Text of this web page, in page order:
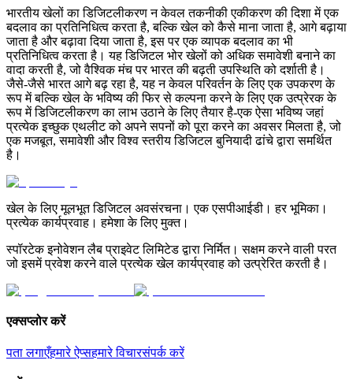
भारतीय खेलों का डिजिटलीकरण न केवल तकनीकी एकीकरण की दिशा में एक
बदलाव का प्रतिनिधित्व करता है, बल्कि खेल को कैसे माना जाता है, आगे बढ़ाया
जाता है और बढ़ावा दिया जाता है, इस पर एक व्यापक बदलाव का भी
प्रतिनिधित्व करता है। यह डिजिटल भोर खेलों को अधिक समावेशी बनाने का
वादा करती है, जो वैश्विक मंच पर भारत की बढ़ती उपस्थिति को दर्शाती है।
जैसे-जैसे भारत आगे बढ़ रहा है, यह न केवल परिवर्तन के लिए एक उपकरण के
रूप में बल्कि खेल के भविष्य की फिर से कल्पना करने के लिए एक उत्प्रेरक के
रूप में डिजिटलीकरण का लाभ उठाने के लिए तैयार है-एक ऐसा भविष्य जहां
प्रत्येक इच्छुक एथलीट को अपने सपनों को पूरा करने का अवसर मिलता है, जो
एक मजबूत, समावेशी और विश्व स्तरीय डिजिटल बुनियादी ढांचे द्वारा समर्थित
है।
खेल के लिए मूलभूत डिजिटल अवसंरचना। एक एसपीआईडी। हर भूमिका।
प्रत्येक कार्यप्रवाह। हमेशा के लिए मुक्त।
स्पॉरटेक इनोवेशन लैब प्राइवेट लिमिटेड द्वारा निर्मित। सक्षम करने वाली परत
जो इसमें प्रवेश करने वाले प्रत्येक खेल कार्यप्रवाह को उत्प्रेरित करती है।
एक्सप्लोर करें
पता लगाएँहमारे ऐप्सहमारे विचारसंपर्क करें